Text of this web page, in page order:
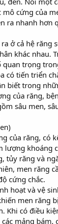
cứng của
ra nhanh hơn
ở cả hệ răng
khác nhau.
trọng
có tiến triển
biết trong
của răng,
sâu men,
của răng, có
lượng khoáng
tủy răng và
men răng
cứng chắc.
hoạt và vệ
men răng
Khi có điều
mảng bám,